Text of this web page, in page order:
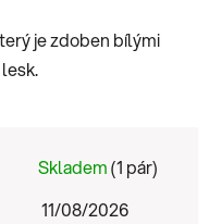
je zdoben bílými
Skladem(1 pár)
11/08/2026